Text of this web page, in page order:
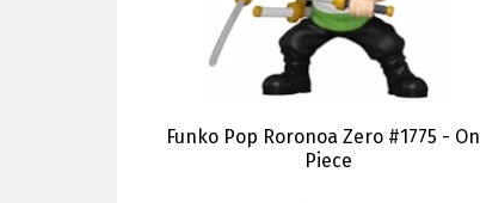
Funko Pop Roronoa Zero #1775 -
Piece